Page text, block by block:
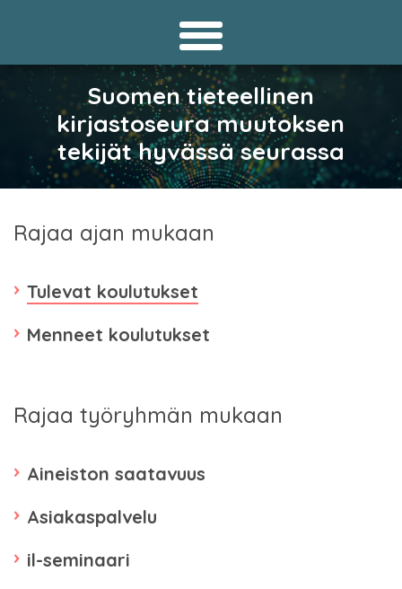
Suomen tieteellinen
kirjastoseura muutoksen
tekijät hyvässä seurassa
Rajaa ajan mukaan
Tulevat koulutukset
Menneet koulutukset
Rajaa työryhmän mukaan
Aineiston saatavuus
Asiakaspalvelu
il-seminaari